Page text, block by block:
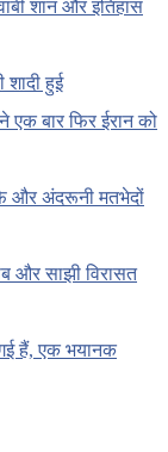
शान और इतिहास
शादी हुई
एक बार फिर ईरान को
और अंदरूनी मतभेदों
और साझी विरासत
गई हैं, एक भयानक